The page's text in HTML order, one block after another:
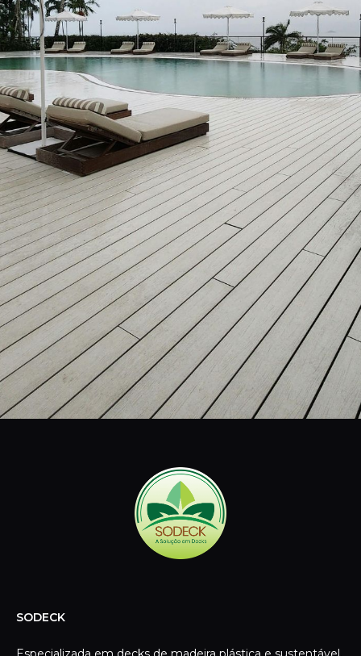
SODECK